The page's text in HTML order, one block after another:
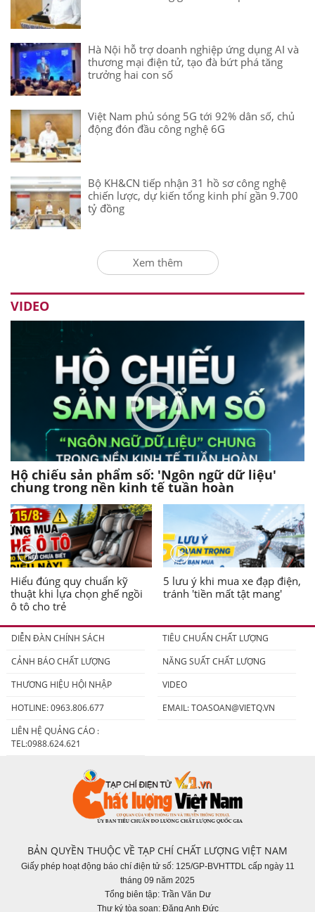
Hà Nội hỗ trợ doanh nghiệp ứng dụng AI và
thương mại điện tử, tạo đà bứt phá tăng
trưởng hai con số
Việt Nam phủ sóng 5G tới 92% dân số, chủ
động đón đầu công nghệ 6G
Bộ KH&CN tiếp nhận 31 hồ sơ công nghệ
chiến lược, dự kiến tổng kinh phí gần 9.700
tỷ đồng
Xem thêm
VIDEO
Hộ chiếu sản phẩm số: 'Ngôn ngữ dữ liệu'
chung trong nền kinh tế tuần hoàn
Hiểu đúng quy chuẩn kỹ
thuật khi lựa chọn ghế ngồi
ô tô cho trẻ
5 lưu ý khi mua xe đạp điện,
tránh 'tiền mất tật mang'
DIỄN ĐÀN CHÍNH SÁCH
TIÊU CHUẨN CHẤT LƯỢNG
CẢNH BÁO CHẤT LƯỢNG
NĂNG SUẤT CHẤT LƯỢNG
THƯƠNG HIỆU HỘI NHẬP
VIDEO
HOTLINE: 0963.806.677
EMAIL:TOASOAN@VIETQ.VN
LIÊN HỆ QUẢNG CÁO :
TEL:0988.624.621
BẢN QUYỀN THUỘC VỀ TẠP CHÍ CHẤT LƯỢNG VIỆT NAM
Giấy phép hoạt động báo chí điện tử số: 125/GP-BVHTTDL cấp ngày 11
tháng 09 năm 2025
Tổng biên tập: Trần Văn Dư
Thư ký tòa soạn: Đặng Anh Đức